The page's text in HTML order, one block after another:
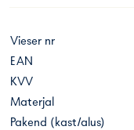
Vieser nr
EAN
KVV
Materjal
Pakend (kast/alus)